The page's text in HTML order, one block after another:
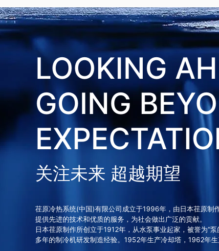
LOOKING
GOING
关注未来 超越期望
荏原冷热系统(中国)有限公司成立于1996年，由日本荏原制
提供先进的技术和优质的服务，为社会做出广泛的贡献。
日本荏原制作所创立于1912年，从水泵事业起家，被誉为“
多年的制冷机研发制造经验。1952年生产冷却塔，1962年